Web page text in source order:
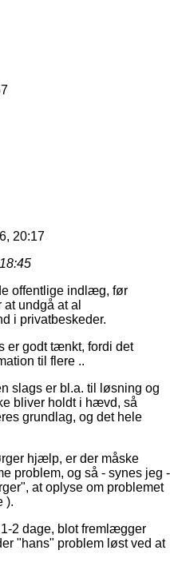
20:17
offentlige indlæg, før
undgå at al
i privatbeskeder.
er godt tænkt, fordi det
til flere ..
slags er bl.a. til løsning og
bliver holdt i hævd, så
grundlag, og det hele
hjælp, er der måske
problem, og så - synes jeg -
at oplyse om problemet
).
2 dage, blot fremlægger
"hans" problem løst ved at